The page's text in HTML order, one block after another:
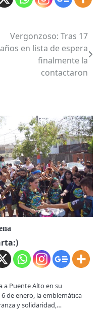
Vergonzoso: Tras 17
años en lista de espera
finalmente la
contactaron
a Puente Alto en su
de enero, la emblemática
y solidaridad,…